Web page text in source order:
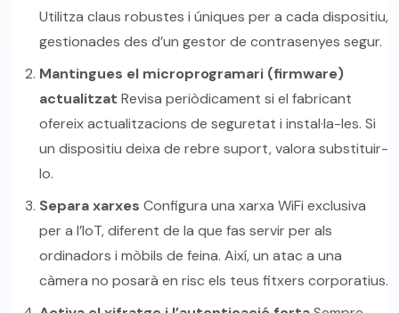
Utilitza claus robustes i úniques per a cada dispositiu,
gestionades des d’un gestor de contrasenyes segur.
Mantingues el microprogramari (firmware)
actualitzat Revisa periòdicament si el fabricant
ofereix actualitzacions de seguretat i instal·la-les. Si
un dispositiu deixa de rebre suport, valora substituir-
lo.
Separa xarxes Configura una xarxa WiFi exclusiva
per a l’IoT, diferent de la que fas servir per als
ordinadors i mòbils de feina. Així, un atac a una
càmera no posarà en risc els teus fitxers corporatius.